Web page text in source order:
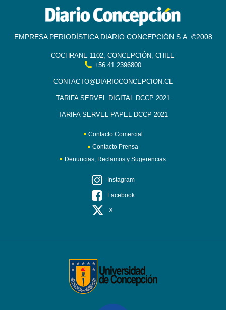
EMPRESA PERIODÍSTICA DIARIO CONCEPCIÓN S.A. ©2008
COCHRANE 1102, CONCEPCIÓN, CHILE
+56 41 2396800
CONTACTO@DIARIOCONCEPCION.CL
TARIFA SERVEL DIGITAL DCCP 2021
TARIFA SERVEL PAPEL DCCP 2021
Contacto Comercial
Contacto Prensa
Denuncias, Reclamos y Sugerencias
Instagram
Facebook
X